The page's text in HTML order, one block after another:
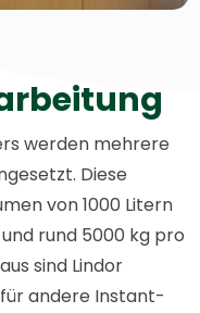
werden mehrere
Diese
von 1000 Litern
rund 5000 kg pro
sind Lindor
andere Instant-